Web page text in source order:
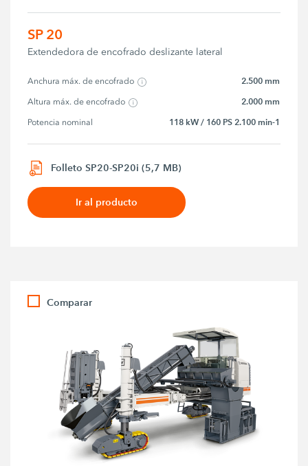
SP 20
Extendedora de encofrado deslizante lateral
Anchura máx. de encofrado 2.500 mm
Altura máx. de encofrado 2.000 mm
Potencia nominal 118 kW / 160 PS 2.100 min-1
Folleto SP20-SP20i (5,7 MB)
Ir al producto
Comparar